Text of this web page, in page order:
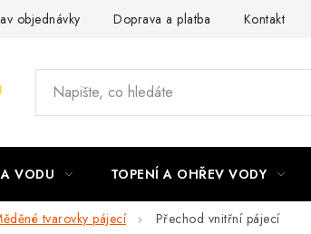
objednávky Doprava a platba Kontakt
VODU TOPENÍ A OHŘEV VODY
tvarovky pájecí Přechod vnitřní pájecí